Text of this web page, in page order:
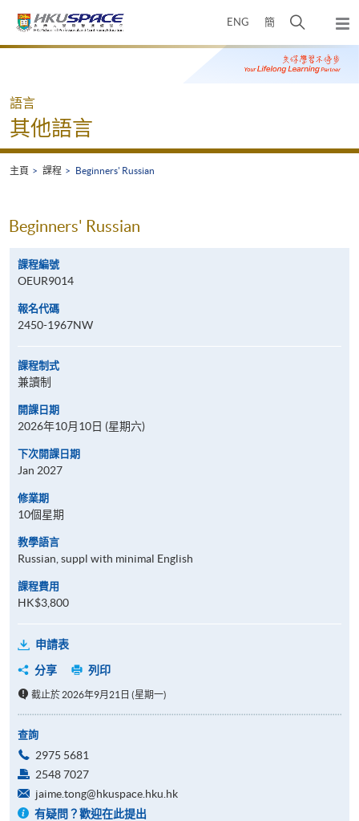
ENG 簡
開
搜
尋
彈
出
主
Main
語言
其他語言
主頁 課程 Beginners' Russian
Beginners' Russian
課程編號
OEUR9014
報名代碼
2450-1967NW
課程制式
兼讀制
開課日期
2026年10月10日 (星期六)
下次開課日期
Jan 2027
修業期
10個星期
教學語言
Russian, suppl with minimal English
課程費用
HK$3,800
申請表
分享
列印
截止於 2026年9月21日 (星期一)
查詢
2975 5681
2548 7027
jaime.tong@hkuspace.hku.hk
有疑問？歡迎在此提出